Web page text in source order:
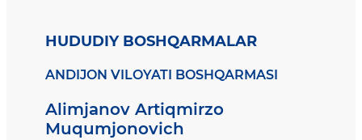
HUDUDIY BOSHQARMALAR
ANDIJON VILOYATI BOSHQARMASI
Alimjanov Artiqmirzo
Muqumjonovich